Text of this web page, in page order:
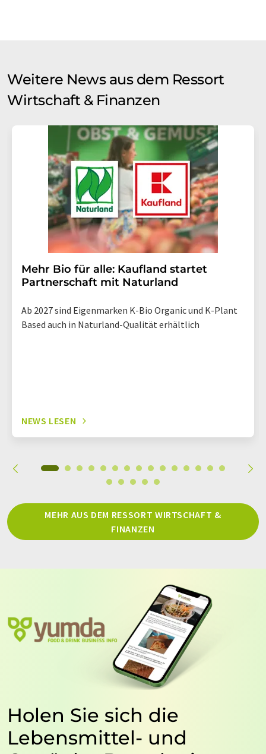
Weitere News aus dem Ressort
Wirtschaft & Finanzen
Mehr Bio für alle: Kaufland startet
Partnerschaft mit Naturland
Ab 2027 sind Eigenmarken K-Bio Organic und K-Plant
Based auch in Naturland-Qualität erhältlich
NEWS LESEN
MEHR AUS DEM RESSORT WIRTSCHAFT &
FINANZEN
Holen Sie sich die
Lebensmittel- und